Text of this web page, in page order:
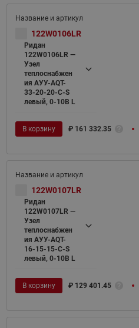
122W0106LR
Ридан
122W0106LR —
Узел
теплоснабжен
ия АУУ-AQT-
33-20-20-C-S
левый, 0-10В L
В корзину ₽ 161 332.35
122W0107LR
Ридан
122W0107LR —
Узел
теплоснабжен
ия АУУ-AQT-
16-15-15-C-S
левый, 0-10В L
В корзину ₽ 129 401.45